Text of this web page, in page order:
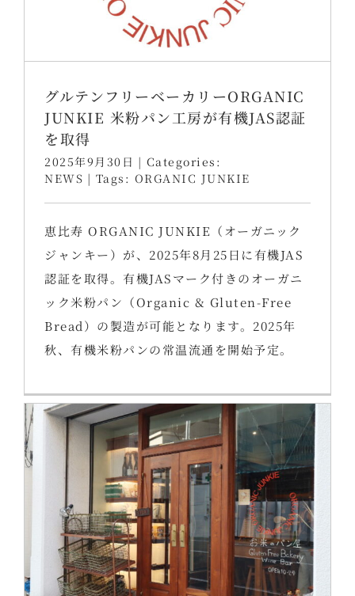
グルテンフリーベーカリーORGANIC
JUNKIE 米粉パン工房が有機JAS認証
を取得
2025年9月30日 | Categories:
NEWS | Tags: ORGANIC JUNKIE
恵比寿 ORGANIC JUNKIE（オーガニック
ジャンキー）が、2025年8月25日に有機JAS
認証を取得。有機JASマーク付きのオーガニ
ック米粉パン（Organic & Gluten-Free
Bread）の製造が可能となります。2025年
秋、有機米粉パンの常温流通を開始予定。